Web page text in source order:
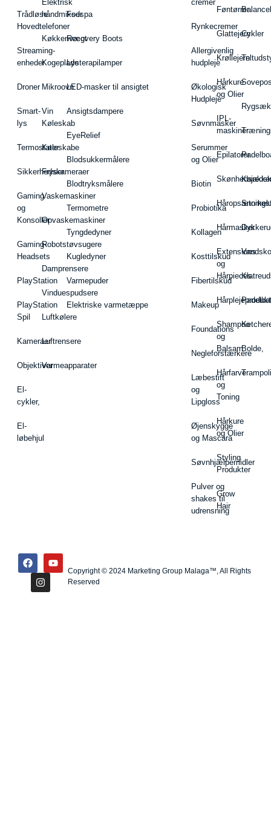
Trådløse
Hovedtelefoner
Streaming-
enheder
Droner
Smart-
lys
Termostater
Sikkerhedskameraer
Gaming
og
Konsoller
Gaming-
Headsets
PlayStation
PlayStation
Spil
Kameraer
Objektiver
El-
cykler,
El-
løbehjul
Elektrisk
håndmikser
Køkkenvægt
Kogeplade
Mikroovn
Vin
Køleskab
Køleskabe
Fryser
Vaskemaskiner
Opvaskemaskiner
Robotstøvsugere
Damprensere
Vinduespudsere
Luftkølere
Luftrensere
Varmeapparater
Fodspa
Recovery Boots
Lysterapilamper
LED-masker til ansigtet
Ansigtsdampere
EyeRelief
Blodsukkermålere
Blodtryksmålere
Termometre
Tyngdedyner
Kugledyner
Varmepuder
Elektriske varmetæppe
cremer
Rynkecremer
Allergivenlig
hudpleje
Økologisk
Hudpleje
Søvnmasker
Serummer
og Olier
Biotin
Probiotika
Kollagen
Kosttilskud
Fibertilskud
Makeup
Foundations
Negleforstærkere
Læbestift
og
Lipgloss
Øjenskygge
og Mascara
Søvnhjælpemidler
Pulver og
shakes til
udrensning
Føntørrer
Glattejern
Krøllejern
Hårkure
og Olier
IPL-
maskiner
Epilatorer
Hårmasker
Extensions
og
Hårpieces
Shampoo
og
Balsam
Hårfarve
og
Toning
Hårkure
og Olier
Styling
Produkter
Grow
Hair
Cykler
Vandsko
Bolde,
Copyright © 2024 Marketing Group Malaga™, All Rights
Reserved